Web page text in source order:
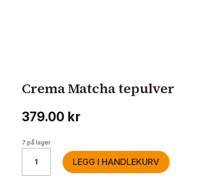
Crema Matcha tepulver
379.00 kr
7 på lager
Matcha
tepulver
LEGG I HANDLEKURV